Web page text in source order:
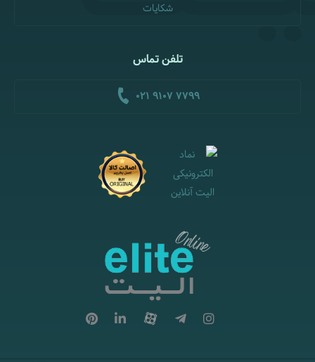
شکایات
تلفن تماس
021 9107 7799